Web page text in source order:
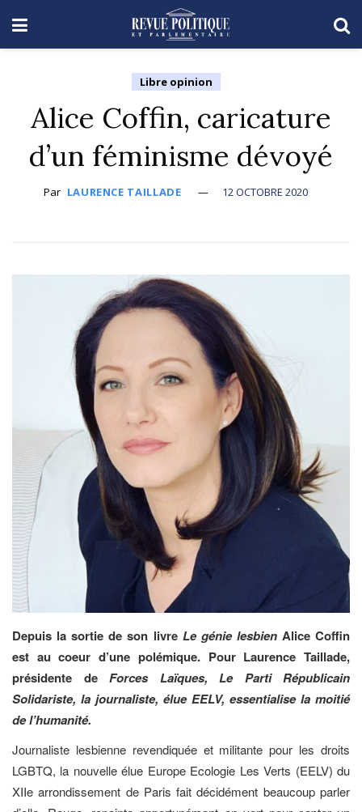
Libre opinion
Alice Coffin, caricature
d’un féminisme dévoyé
Par LAURENCE TAILLADE 12 OCTOBRE 2020
Depuis la sortie de son livre Le génie lesbienAlice Coffin
est au coeur d’une polémique. Pour Laurence Taillade,
présidente de Forces Laïques, Le Parti Républicain
Solidariste, la journaliste, élue EELV, essentialise la moitié
de l’humanité.
Journaliste lesbienne revendiquée et militante pour les droits
LGBTQ, la nouvelle élue Europe Ecologie Les Verts (EELV) du
XIIe arrondissement de Paris fait décidément beaucoup parler